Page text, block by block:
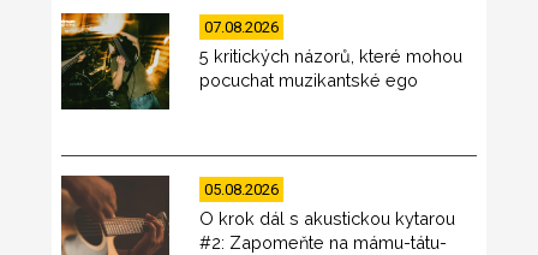
07.08.2026
5 kritických názorů, které mohou
pocuchat muzikantské ego
05.08.2026
O krok dál s akustickou kytarou
#2: Zapomeňte na mámu-tátu-